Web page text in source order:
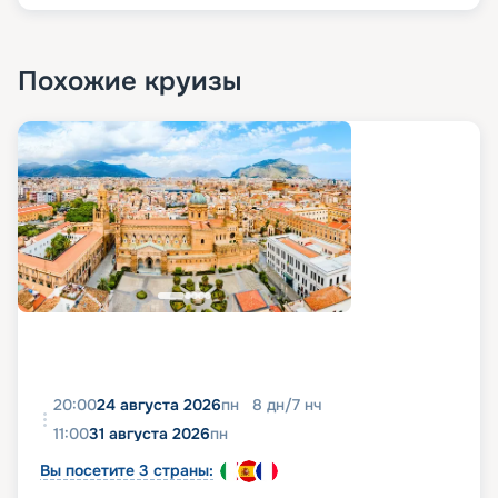
Похожие круизы
20:0024 августа 2026пн 8 дн/7 нч
11:0031 августа 2026пн
Вы посетите 3 страны: